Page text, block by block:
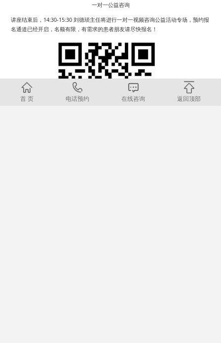
一对一公益咨询
讲座结束后，14:30-15:30 刘德琰主任将进行一对一视频咨询公益活动专场，预约报
名通道已经开启，名额有限，有需求的患者朋友请尽快报名！
首 页 电话预约 在线咨询 返回顶部